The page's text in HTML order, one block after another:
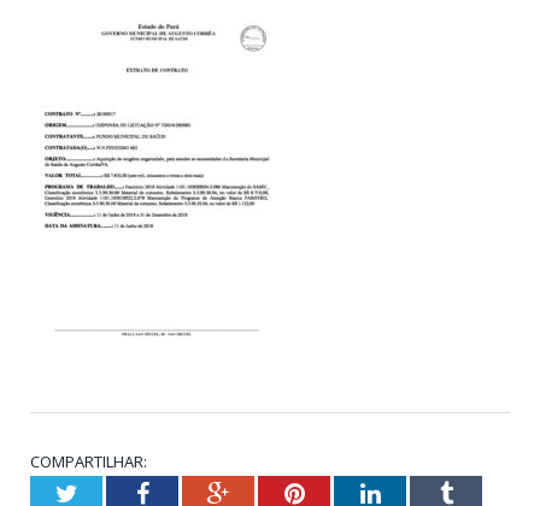
COMPARTILHAR:
TwitterFacebookGoogle+Pinterest
LinkedIn